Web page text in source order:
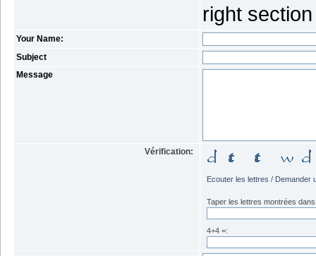
right
Your Name:
Subject
Message
Vérification:
Ecouter les lettres / Demander
Taper les lettres montrées
4+4 =: